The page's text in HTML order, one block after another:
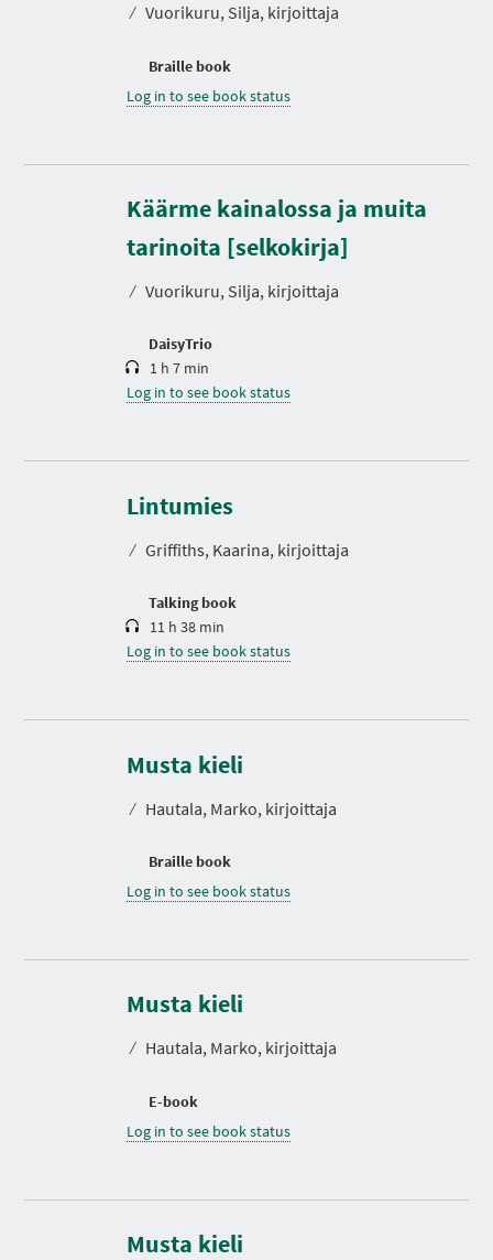
⁄ Vuorikuru, Silja, kirjoittaja
Braille book
Log in to see book status
Käärme kainalossa ja muita
tarinoita [selkokirja]
⁄ Vuorikuru, Silja, kirjoittaja
DaisyTrio
D
u
r
a
i
1 h 7 min
Log in to see book status
Lintumies
⁄ Griffiths, Kaarina, kirjoittaja
Talking book
D
r
a
i
11 h 38 min
Log in to see book status
Musta kieli
⁄ Hautala, Marko, kirjoittaja
Braille book
Log in to see book status
Musta kieli
⁄ Hautala, Marko, kirjoittaja
E-book
Log in to see book status
Musta kieli
D
r